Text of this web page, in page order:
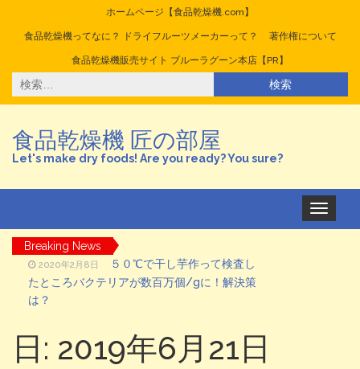
ホームページ【食品乾燥機.com】
食品乾燥機ってなに？ ドライフルーツメーカーって？ 著作権について
食品乾燥機販売サイト ブルーラグーン本店【PR】
検
索:
食品乾燥機 匠の部屋
Let's make dry foods! Are you ready? You sure?
ナ
ビ
ゲ
Breaking News
2020年2月8日
５０℃で干し芋作って検査し
たところバクテリアが数百万個/gに！解決策
は？
しい！
日: 2019年6月21日